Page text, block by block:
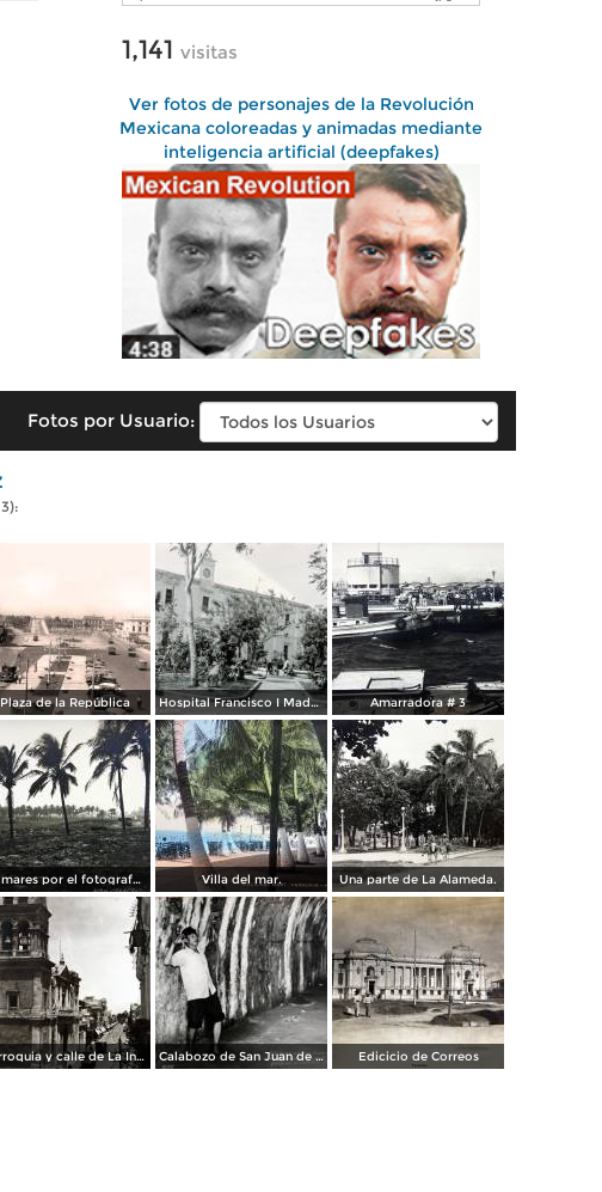
1,141 visitas
Ver fotos de personajes de la Revolución
Mexicana coloreadas y animadas mediante
inteligencia artificial (deepfakes)
Fotos por Usuario:
Plaza de la República Hospital Francisco I Madero. Amarradora # 3
Palmares por el fotografo Hugo Brehme. Villa del mar. Una parte de La Alameda.
Parroquia y calle de La Independencia. Calabozo de San Juan de Ulua. Edicicio de Correos